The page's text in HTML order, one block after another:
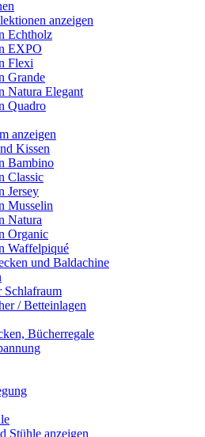
anzeigen
Echtholz
EXPO
Flexi
Grande
Natura Elegant
Quadro
anzeigen
Kissen
Bambino
Classic
Jersey
Musselin
Natura
Organic
Waffelpiqué
und Baldachine
Schlafraum
/ Betteinlagen
Bücherregale
Stühle anzeigen